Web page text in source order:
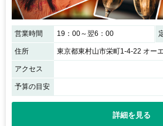
営業時間 19：00～翌6：00
住所 東京都東村山市栄町1-4-22 オー
アクセス
予算の目安
詳細を見る